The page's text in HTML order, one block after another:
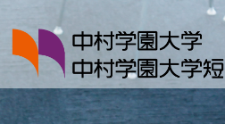
中村学園大学・中村学園大学短期大学